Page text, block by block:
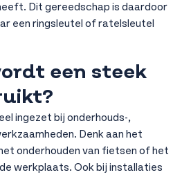
Dit gereedschap is daardoor
een ringsleutel of ratelsleutel
een steek
ingezet bij onderhouds-,
Denk aan het
onderhouden van fietsen of het
werkplaats. Ook bij installaties